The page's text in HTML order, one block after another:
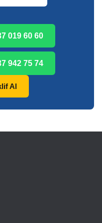
019 60 60
942 75 74
Al